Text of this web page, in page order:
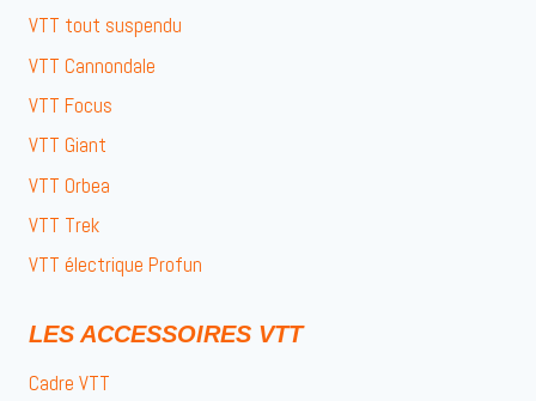
VTT tout suspendu
VTT Cannondale
VTT Focus
VTT Giant
VTT Orbea
VTT Trek
VTT électrique Profun
LES ACCESSOIRES VTT
Cadre VTT